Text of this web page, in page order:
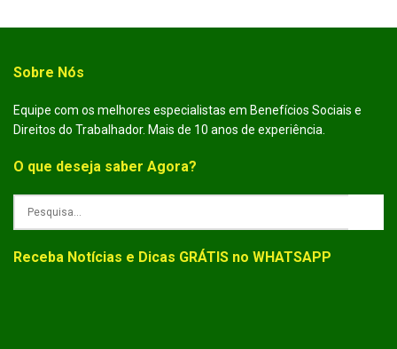
Sobre Nós
Equipe com os melhores especialistas em Benefícios Sociais e
Direitos do Trabalhador. Mais de 10 anos de experiência.
O que deseja saber Agora?
Receba Notícias e Dicas GRÁTIS no WHATSAPP